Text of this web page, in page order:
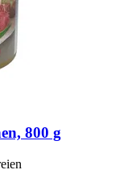
800 g